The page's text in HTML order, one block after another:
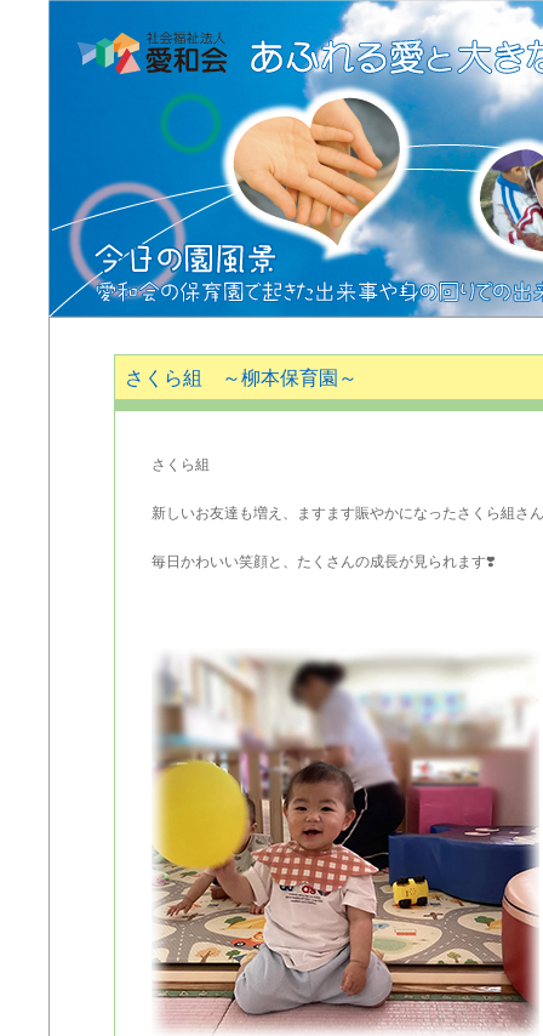
さくら組 ～柳本保育園～
さくら組
新しいお友達も増え、ますます賑やかになったさくら組さ
毎日かわいい笑顔と、たくさんの成長が見られます❣️